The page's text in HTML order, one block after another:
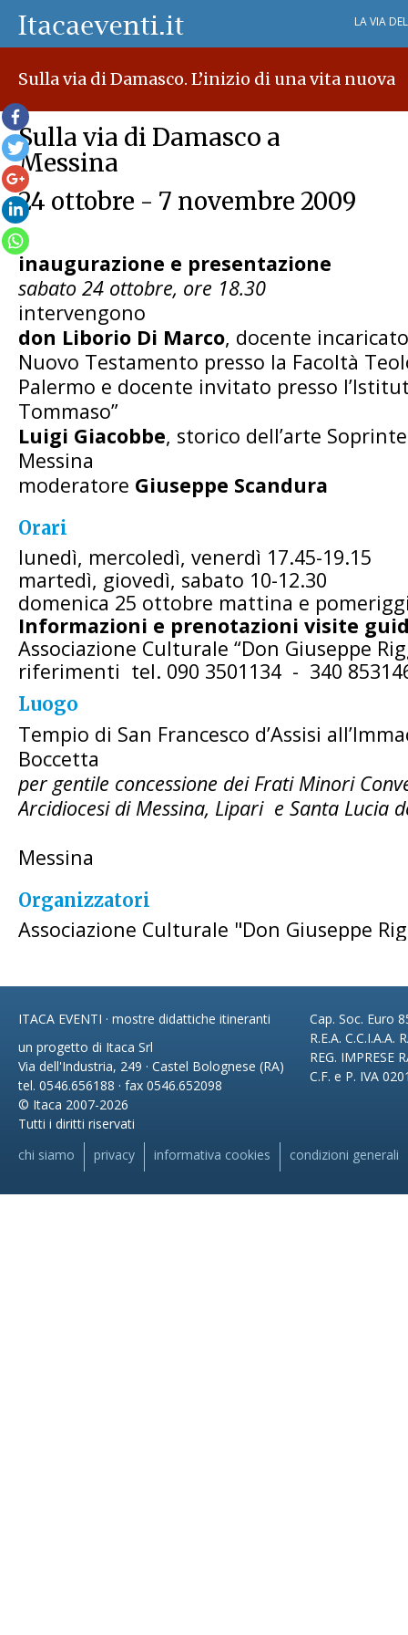
LA VIA
Sulla via di Damasco. L’inizio di una vita nuova
Sulla via di Damasco a
Messina
24 ottobre - 7 novembre 2009
inaugurazione e presentazione
sabato 24 ottobre, ore 18.30
intervengono
don Liborio Di Marco, docente
Nuovo Testamento presso la Facoltà
Palermo e docente invitato presso
Tommaso”
Luigi Giacobbe, storico dell’arte
Messina
moderatore Giuseppe Scandura
Orari
lunedì, mercoledì, venerdì 17.45-19.15
martedì, giovedì, sabato 10-12.30
domenica 25 ottobre mattina e
Informazioni e prenotazioni visite
Associazione Culturale “Don Giuseppe
riferimenti tel. 090 3501134 - 340
Luogo
Tempio di San Francesco d’Assisi
Boccetta
per gentile concessione dei Frati Minori
Arcidiocesi di Messina, Lipari e Santa Lucia
Messina
Organizzatori
Associazione Culturale "Don Giuseppe
ITACA EVENTI · mostre didattiche itineranti
un progetto di Itaca Srl
Via dell'Industria, 249 · Castel Bolognese (RA)
tel. 0546.656188 · fax 0546.652098
© Itaca 2007-2026
Tutti i diritti riservati
Cap. Soc. Euro
R.E.A. C.C.I.A.A.
REG. IMPRESE
C.F. e P. IVA
chi siamo privacy informativa cookies condizioni generali